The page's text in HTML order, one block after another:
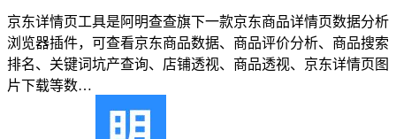
京东详情页工具是阿明查查旗下一款京东商品详情页数据分析
浏览器插件，可查看京东商品数据、商品评价分析、商品搜索
排名、关键词坑产查询、店铺透视、商品透视、京东详情页图
片下载等数…